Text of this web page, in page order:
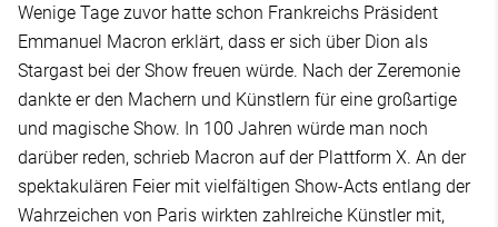
Wenige Tage zuvor hatte schon Frankreichs Präsident
Emmanuel Macron erklärt, dass er sich über Dion als
Stargast bei der Show freuen würde. Nach der Zeremonie
dankte er den Machern und Künstlern für eine großartige
und magische Show. In 100 Jahren würde man noch
darüber reden, schrieb Macron auf der Plattform X. An der
spektakulären Feier mit vielfältigen Show-Acts entlang der
Wahrzeichen von Paris wirkten zahlreiche Künstler mit,